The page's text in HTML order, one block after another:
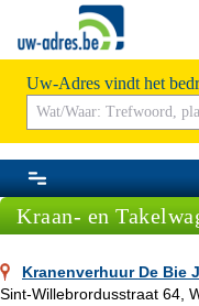
Uw-Adres vindt het
Kraan- en
Kranenverhuur De Bie
Sint-Willebrordusstraat 64,